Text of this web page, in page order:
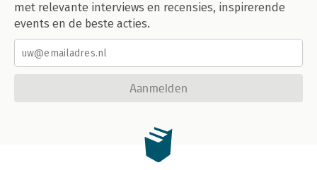
met relevante interviews en recensies, inspirerende
events en de beste acties.
Aanmelden